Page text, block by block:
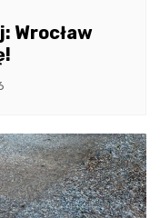
Wrocław